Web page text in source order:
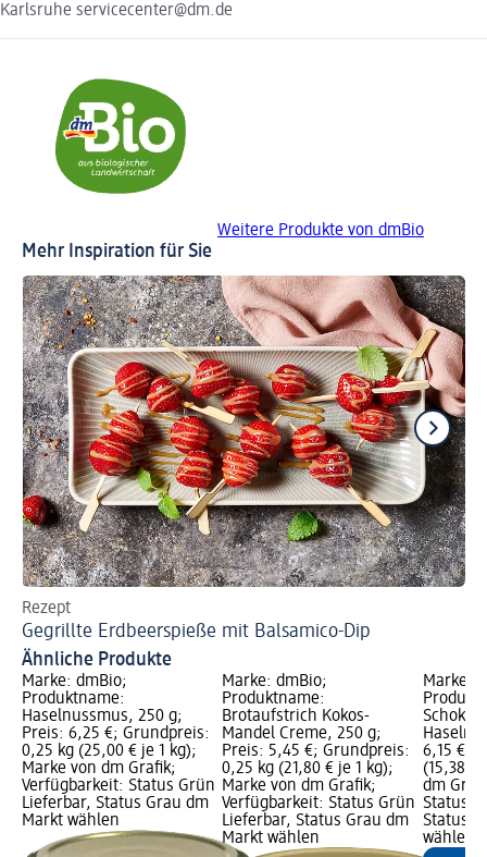
Karlsruhe servicecenter@dm.de
Weitere Produkte von dmBio
Mehr Inspiration für Sie
Rezept
Gegrillte Erdbeerspieße mit Balsamico-Dip
Ähnliche Produkte
Marke: dmBio;
Produktname:
Haselnussmus, 250 g;
Preis: 6,25 €; Grundpreis:
0,25 kg (25,00 € je 1 kg);
Marke von dm Grafik;
Verfügbarkeit: Status Grün
Lieferbar, Status Grau dm
Markt wählen
Marke: dmBio;
Produktname:
Brotaufstrich Kokos-
Mandel Creme, 250 g;
Preis: 5,45 €; Grundpreis:
0,25 kg (21,80 € je 1 kg);
Marke von dm Grafik;
Verfügbarkeit: Status Grün
Lieferbar, Status Grau dm
Markt wählen
Marke:
6,15 €;
(15,38 €
dm
Status
Status
wählen